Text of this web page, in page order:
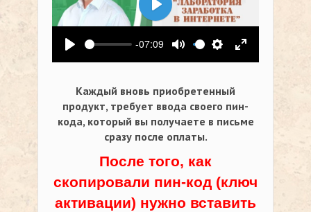
Воспроизвести
-07:09
Выключить звук
Настройки
На весь
Воспроизвести
Каждый вновь приобретенный
продукт, требует ввода своего пин-
кода, который вы получаете в письме
сразу после оплаты.
После того, как
скопировали пин-код (ключ
активации) нужно вставить